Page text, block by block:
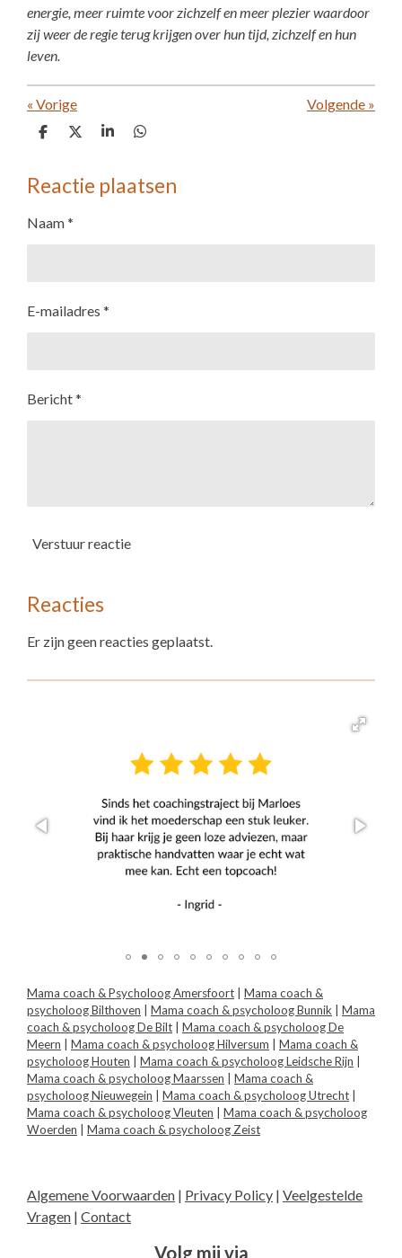
energie, meer ruimte voor zichzelf en meer plezier waardoor
zij weer de regie terug krijgen over hun tijd, zichzelf en hun
leven.
« Vorige Volgende »
D
e
n
D
l
S
r
e
D
e
n
Reactie plaatsen
Naam *
E-mailadres *
Bericht *
Verstuur reactie
Reacties
Er zijn geen reacties geplaatst.
Mama coach & Psycholoog Amersfoort
Mama coach &
psycholoog Bilthoven
Mama coach & psycholoog Bunnik
Mama
coach & psycholoog De Bilt
Mama coach & psycholoog De
Meern
Mama coach & psycholoog Hilversum
Mama coach &
psycholoog Houten
Mama coach & psycholoog Leidsche Rijn
Mama coach & psycholoog Maarssen
Mama coach &
psycholoog Nieuwegein
Mama coach & psycholoog Utrecht
Mama coach & psycholoog Vleuten
Mama coach & psycholoog
Woerden
Mama coach & psycholoog Zeist
Algemene Voorwaarden | Privacy Policy | Veelgestelde
Vragen | Contact
Volg mij via